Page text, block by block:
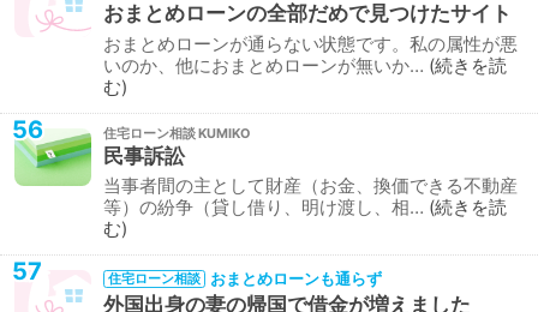
おまとめローンの全部だめで見つけたサイト
おまとめローンが通らない状態です。私の属性が悪
いのか、他におまとめローンが無いか… 続きを読
む
56 住宅ローン相談
民事訴訟
当事者間の主として財産（お金、換価できる不動産
等）の紛争（貸し借り、明け渡し、相… 続きを読
む
57 住宅ローン相談 おまとめローンも通らず
外国出身の妻の帰国で借金が増えました